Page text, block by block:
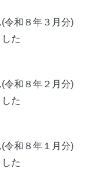
令和８年３月分)
た
令和８年２月分)
た
令和８年１月分)
た